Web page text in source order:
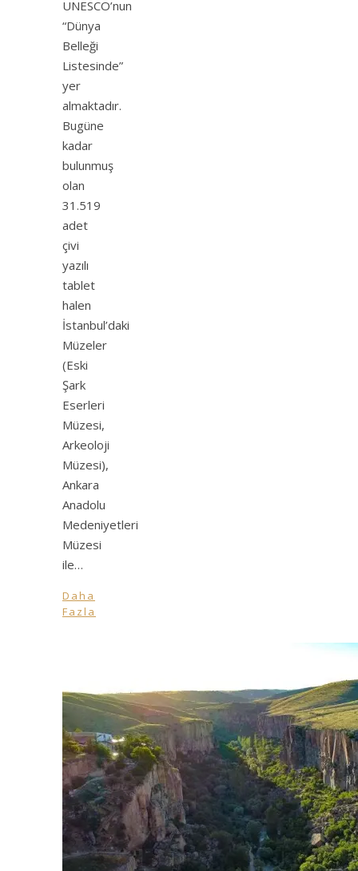
UNESCO’nun
“Dünya
Belleği
Listesinde”
yer
almaktadır.
Bugüne
kadar
bulunmuş
olan
31.519
adet
çivi
yazılı
tablet
halen
İstanbul’daki
Müzeler
(Eski
Şark
Eserleri
Müzesi,
Arkeoloji
Müzesi),
Ankara
Anadolu
Medeniyetleri
Müzesi
ile…
Daha
Fazla